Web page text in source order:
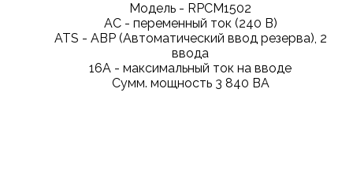
Модель - RPCM1502
AC - переменный ток (240 В)
ATS - АВР (Автоматический ввод резерва), 2
ввода
16А - максимальный ток на вводе
Сумм. мощность 3 840 ВА